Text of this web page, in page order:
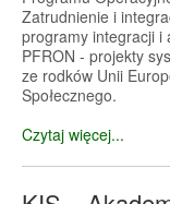
Zatrudnienie i
programy integracji i
PFRON - projekty
ze rodków Unii
Społecznego.
Czytaj więcej...